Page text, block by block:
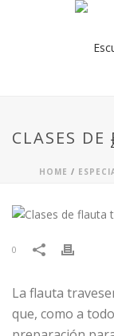
CLASES DE
HOME /
0
La flauta
que, como a